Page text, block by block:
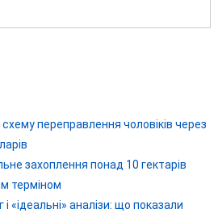
переправлення чоловіків через
захоплення понад 10 гектарів
терміном
«ідеальні» аналізи: що показали